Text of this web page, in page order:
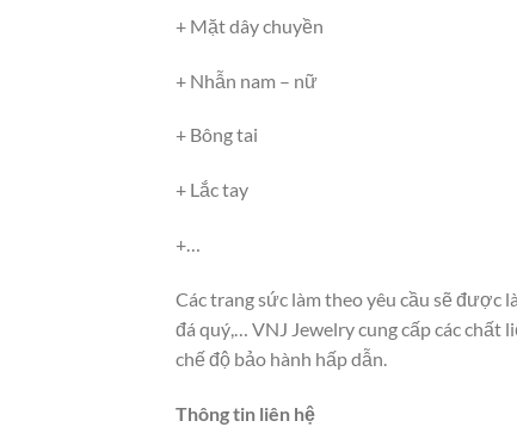
+ Mặt dây chuyền
+ Nhẫn nam – nữ
+ Bông tai
+ Lắc tay
+…
Các trang sức làm theo yêu cầu sẽ được
đá quý,… VNJ Jewelry cung cấp các chất
chế độ bảo hành hấp dẫn.
Thông tin liên hệ